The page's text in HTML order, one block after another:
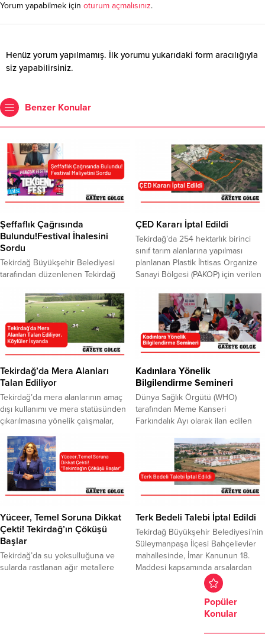
Yorum yapabilmek için oturum açmalısınız.
Henüz yorum yapılmamış. İlk yorumu yukarıdaki form aracılığıyla
siz yapabilirsiniz.
Benzer Konular
Şeffaflık Çağrısında
Bulundu!Festival İhalesini
Sordu
Tekirdağ Büyükşehir Belediyesi
tarafından düzenlenen Tekirdağ
devam ediyor. 18-19 Mayıs
tarihlerinde düzenlenen ve Edis ile
Ziynet Sali’nin sahne aldığı Tekirdağ
Gençlik Festivalinde toplam
harcamanın 11 milyon TL olduğu
yönündeki iddialara ilişkin, Deva
Partisi Süleymanpaşa İlçe Başkanı
Ozan Varan, festival ihalesinin nasıl
yapıldığını sordu. Şarkıcı EDİS ile 7...
ÇED Kararı İptal Edildi
Tekirdağ’da 254 hektarlık birinci
sınıf tarım alanlarına yapılması
planlanan Plastik İhtisas Organize
Sanayi Bölgesi (PAKOP) için verilen
tarafından iptal edildi. Tekirdağ 2.
İdare Mahkemesi, tarım alanlarına
zarar verecek doğal dengenin
bozulmasına neden olacak
projenin, hukuka aykırı olduğuna
söyleyen TMMOB Tekirdağ
Koordinasyon Kurulu...
Tekirdağ’da Mera Alanları
Talan Ediliyor
Tekirdağ’da mera alanlarının amaç
dışı kullanımı ve mera statüsünden
çıkarılmasına yönelik çalışmalar,
karşılanıyor. STK temsilcileri ve
uzmanlar, hayvancılığı olumsuz
etkileyen uygulamaların, çiftçiyi
küstürdüğüne dikkat çekiyor.
Haber: Serap Cömertoğlu İşcan
500 hektar meranın amaç dışı
kullanıma çıkarıldığı Tekirdağ’da
çiftçilik ve hayvancılıkla uğraşan...
Kadınlara Yönelik
Bilgilendirme Semineri
Dünya Sağlık Örgütü (WHO)
tarafından Meme Kanseri
Farkındalık Ayı olarak ilan edilen
ilişkin etkinlikler devam ediyor.
Süleymanpaşa Belediyesi Sosyal
Yardım İşleri Müdürlüğü ve
Tekirdağ Halk Sağlığı Merkezi
işbirliği ile Meme Kanserine yönelik
gerçekleştirildi. Süleymanpaşa
Belediyesi Aydoğdu Mahallesi
Kadın ve Gençlik Merkezinde
düzenlenen seminerde, Tekirdağ...
Yüceer, Temel Soruna Dikkat
Çekti! Tekirdağ’ın Çöküşü
Başlar
Tekirdağ’da su yoksulluğuna ve
sularda rastlanan ağır metallere
Terk Bedeli Talebi İptal Edildi
Tekirdağ Büyükşehir Belediyesi’nin
Süleymanpaşa İlçesi Bahçelievler
mahallesinde, İmar Kanunun 18.
Maddesi kapsamında arsalardan
belediyeye bırakılması gereken
terklerin eksik olduğu gerekçesiyle
konut sahiplerinden 200 ile 500
bin TL arasında terk bedeli talep
Popüler
Konular